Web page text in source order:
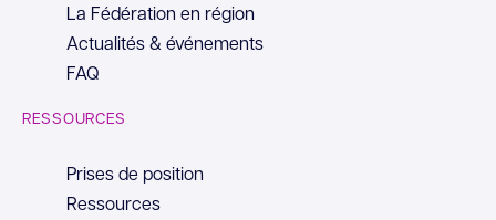
La Fédération en région
Actualités & événements
FAQ
RESSOURCES
Prises de position
Ressources